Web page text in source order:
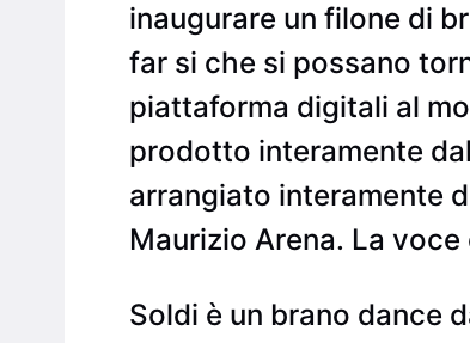
inaugurare un filone di
far si che si possano
piattaforma digitali al
prodotto interamente
arrangiato interamente
Maurizio Arena. La
Soldi è un brano dance